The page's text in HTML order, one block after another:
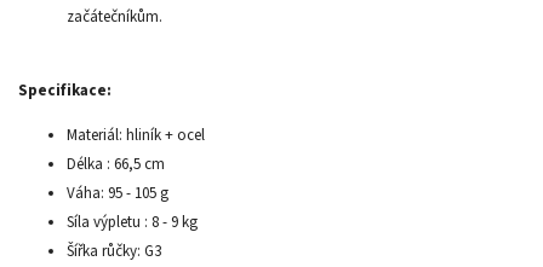
začátečníkům.
Specifikace:
Materiál: hliník + ocel
Délka : 66,5 cm
Váha: 95 - 105 g
Síla výpletu : 8 - 9 kg
Šířka růčky: G3